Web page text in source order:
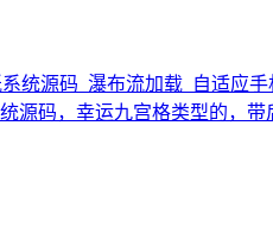
统源码_瀑布流加载_自适应手
源码，幸运九宫格类型的，带